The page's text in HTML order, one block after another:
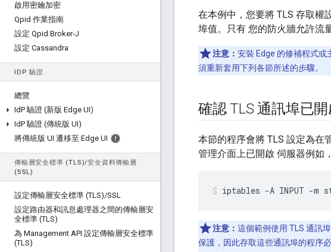
啟用密鑰加密
Qpid 作業指南
設定 Qpid Broker-J
設定 Cassandra
IDP 驗證
總覽
IdP 驗證 (新版 Edge UI)
IdP 驗證 (傳統版 UI)
將傳統版 UI 遷移至 Edge UI
傳輸層安全標準 (TLS)/安全資料傳輸層
(SSL)
設定傳輸層安全標準 (TLS)/SSL
設定路由器和訊息處理器之間的傳輸層安
全標準 (TLS)
為 Management API 設定傳輸層安全標準
(TLS)
在本例中，您要將 TLS 存取權
埠值。只有 您的防火牆允許流
注意： 安裝 Edge 的修補程式或
須重新套用下列各節所述的步驟。
確認 TLS 通訊埠已開
本節的程序會將 TLS 設定為在
管理介面上已開啟 伺服器例如
iptables -A INPUT -m
注意： 這個範例使用 TLS 通訊
保護，因此存取這些通訊埠的程序